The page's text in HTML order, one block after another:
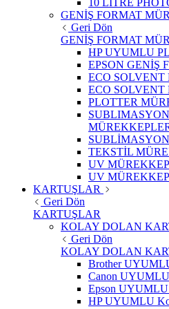
10 LİTRE
GENİŞ FORMAT
Geri Dön
GENİŞ FORMAT
HP UYUMLU
EPSON GENİŞ
ECO SOLVENT
ECO SOLVENT
PLOTTER
TEKSTİL
UV
UV
KARTUŞLAR
Geri Dön
KARTUŞLAR
KOLAY DOLAN
Geri Dön
KOLAY DOLAN
Brother
Canon
Epson
HP UYUMLU